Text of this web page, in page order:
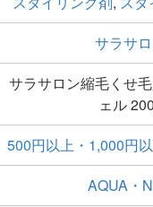
サラサ
サラサロン縮毛くせ
ェル
500円以上・1,000円
AQUA・